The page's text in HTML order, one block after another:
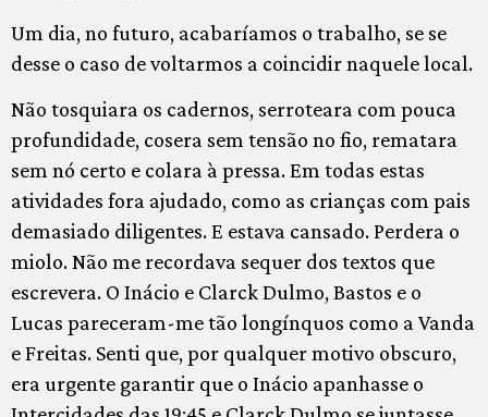
Um dia, no futuro, acabaríamos o trabalho, se se
desse o caso de voltarmos a coincidir naquele local.
Não tosquiara os cadernos, serroteara com pouca
profundidade, cosera sem tensão no fio, rematara
sem nó certo e colara à pressa. Em todas estas
atividades fora ajudado, como as crianças com pais
demasiado diligentes. E estava cansado. Perdera o
miolo. Não me recordava sequer dos textos que
escrevera. O Inácio e Clarck Dulmo, Bastos e o
Lucas pareceram-me tão longínquos como a Vanda
e Freitas. Senti que, por qualquer motivo obscuro,
era urgente garantir que o Inácio apanhasse o